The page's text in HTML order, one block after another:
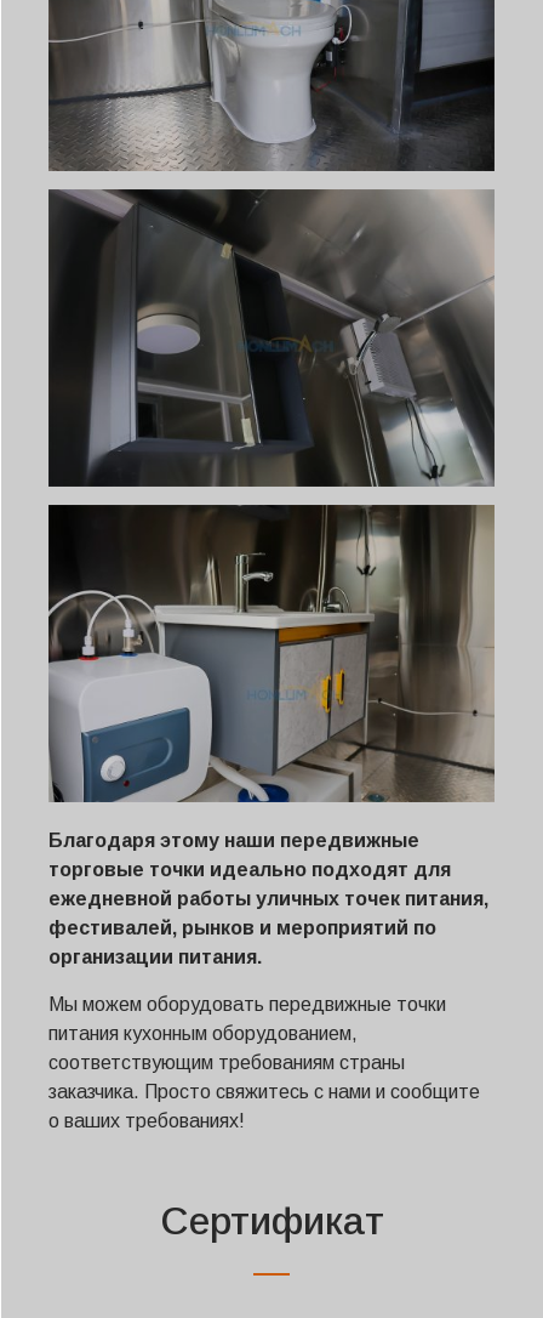
Благодаря этому наши передвижные
торговые точки идеально подходят для
ежедневной работы уличных точек питания,
фестивалей, рынков и мероприятий по
организации питания.
Мы можем оборудовать передвижные точки
питания кухонным оборудованием,
соответствующим требованиям страны
заказчика. Просто свяжитесь с нами и сообщите
о ваших требованиях!
Сертификат